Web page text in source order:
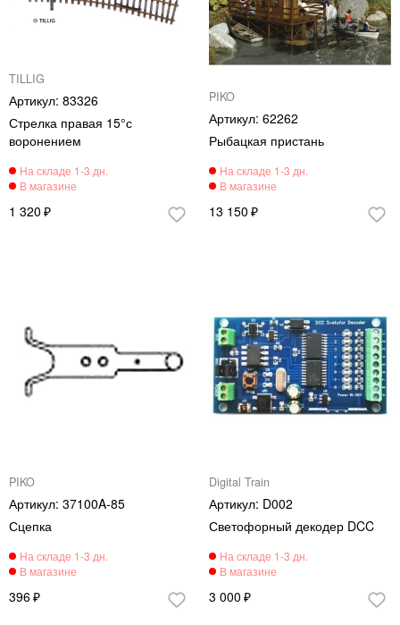
TILLIG
83326
Стрелка правая 15°с
воронением
1 320
PIKO
62262
Рыбацкая пристань
13 150
PIKO
37100A-85
Сцепка
396
Digital Train
D002
Светофорный декодер DCC
3 000